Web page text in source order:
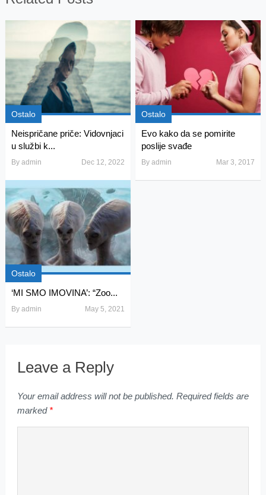
Ostalo
Neispričane priče: Vidovnjaci
u službi k...
By admin Dec 12, 2022
Ostalo
Evo kako da se pomirite
poslije svađe
Byadmin Mar 3, 2017
Ostalo
‘MI SMO IMOVINA’: “Zoo...
By admin May 5, 2021
Leave a Reply
Your email address will not be published. Required fields are
marked *